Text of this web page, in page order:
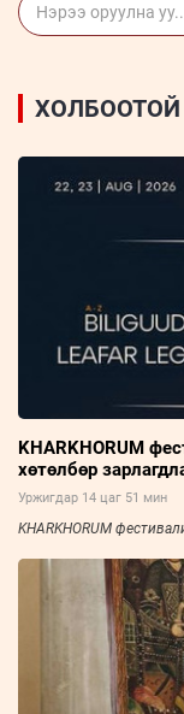
KHARKHORUM
хөтөлбөр
Уржигдар 14 цаг 51 мин
KHARKHORUM